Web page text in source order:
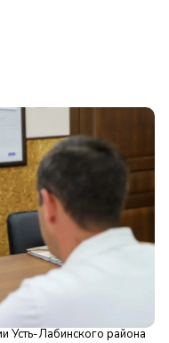
Усть-Лабинского района